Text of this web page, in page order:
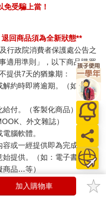
受騙上當！
回商品須為全新狀態**
行政院消費者保護處公告之
適用準則」，以下商品購買
提供7天的猶豫期：
約時即將逾期。（如：生
付。（客製化商品）
、外文雜誌）
腦軟體。
或一經提供即為完成之線
始提供。（如：電子書、電
商品…等）
如：內衣褲、刮鬍刀、除毛
加入購物車